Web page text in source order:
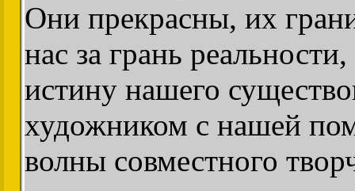
Они прекрасны, их
нас за грань
истину нашего
художником с нашей
волны совместного